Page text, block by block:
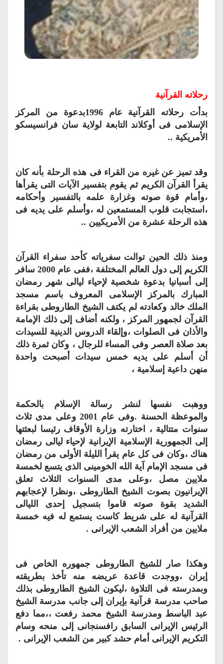
رحلاته القرآنية
بدأت رحلاته القرآنية عام 1996بدعوة من المركز
الإسلامى فى أوكلاند التابعة لولاية سان فرانسيسكو
الأمريكية ..
وقد تميز عن غيره من القراء فى هذه الرحلة بأنه كان
يقرأ القرآن الكريم ثم يقوم بتفسير الآيات التى يقرأها
،وأمام قوة صوته وغزارة علمه بالتفسير وأحكامه
،استجابت قلوب المستمعين له ،وأسلم على يديه فى
هذه الرحلة عشرة من الأمريكيين ..
ومنذ ذلك الحين توالت سفرياته كأحد سفراء القرآن
الكريم إلى دول العالم المختلفة ،ففى عام 2000 سافر
إلى أسبانيا بدعوة شخصية لإحياء ليالى شهر رمضان
المبارك بالمركز الإسلامى المعروف باسم مسجد
الملك خالد وكعادته لم يكتف الشيخ الطاروطى بقراءة
القرآن لجمهور المركز ، ولكنه أضاف إلى ذلك الإمامة
والأذان فى الصلوات ،وإلقاء الدروس الدينية للسيدات
بعد صلاة العصر وفى المساء للرجال ، وكان ثمرة ذلك
أن أسلم على يديه خمس سيدات أصبحت واحدة
منهن داعية إسلامية ،
ووهبت نفسها لنشر رسالة الإسلام بالحكمة
والموعظة الحسنة .وفى عام 2001 وعلى مدى ثلاث
سنوات متتالية ، اختارته وزارة الأوقاف رئيسا لبعثتها
إلى الجمهورية الإسلامية الإيرانية لإحياء ليالى رمضان
هناك ،وكان فى كل عام يقرأ الليلة الأولى من رمضان
فى مسجد الإمام آية الله الخومينى الذى يتسع لخمسة
ملايين مصل ،وعلى مدى السنوات الثلاث تعلق
الإيرانيون بصوت الشيخ الطاروطى ،ونظرا لإعجابهم
الشديد بقوة صوته قاموا بتسجيل إحدى الليالى
القرآنية له على شريط كاست يستمع له فيه خمسة
ملايين من أفراد الشعب الإيرانى .
وهكذا صار للشيخ الطاروطى جمهوره الخاص فى
إيران ،ووجدت قاعدة عريضه منه تأخذ بطريقته
وبمدرسته فى التلاوة ،ليكون الشيخ الطاروطى بذلك
صاحب مدرسة قرآنية بإيران إلى جانب مدرسة الشيخ
عبد الباسط ومدرسة الشيخ محمد رفعت ،،مما دفع
الرئيس الإيرانى السابق رافسنجانى إلى منحه وسام
التكريم الإيرانى أمام حشد كبير من الشعب الإيرانى .